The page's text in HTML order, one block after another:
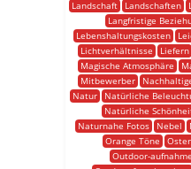
Landschaft
Landschaften
Langfristige
Lebenshaltungskosten
Lichtverhältnisse
Liefern
Magische Atmosphäre
Mitbewerber
Natur
Natürliche
Natürliche
Naturnahe Fotos
Nebel
Orange Töne
Outdoor-